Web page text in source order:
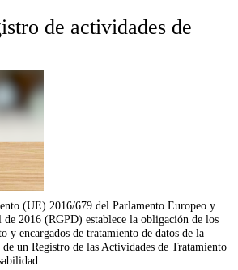
de actividades de
(UE) 2016/679 del Parlamento Europeo y
2016 (RGPD) establece la obligación de los
y encargados de tratamiento de datos de la
un Registro de las Actividades de Tratamiento